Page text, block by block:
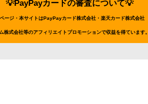
💡PayPayカードの審査について💡
ージ・本サイトはPayPayカード株式会社・楽天カード株式会社
株式会社等のアフィリエイトプロモーションで収益を得ています。